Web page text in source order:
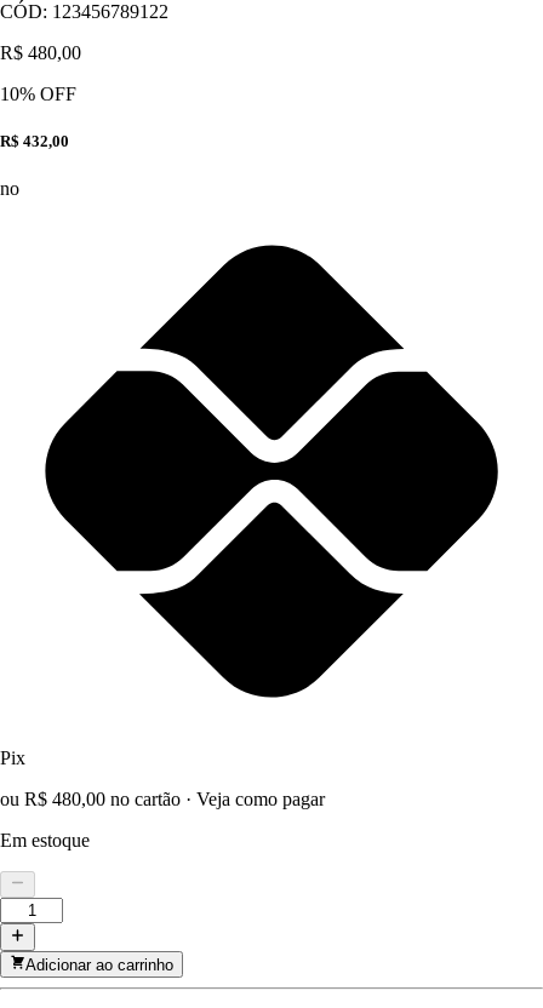
CÓD: 123456789122
R$ 480,00
10% OFF
R$ 432,00
no
Pix
ou R$ 480,00 no cartão · Veja como pagar
Em estoque
Adicionar ao carrinho